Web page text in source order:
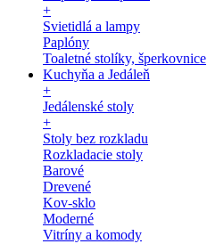
+
Svietidlá a lampy
Paplóny
Toaletné stolíky, šperkovnice
Kuchyňa a Jedáleň
+
Jedálenské stoly
+
Stoly bez rozkladu
Rozkladacie stoly
Barové
Drevené
Kov-sklo
Moderné
Vitríny a komody